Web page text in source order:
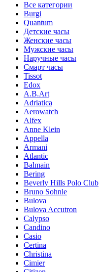
Все категории
Burgi
Quantum
Детские часы
Женские часы
Мужские часы
Наручные часы
Смарт часы
Tissot
Edox
A.B.Art
Adriatica
Aerowatch
Alfex
Anne Klein
Appella
Armani
Atlantic
Balmain
Bering
Beverly Hills Polo Club
Bruno Sohnle
Bulova
Bulova Accutron
Calypso
Candino
Casio
Certina
Christina
Cimier